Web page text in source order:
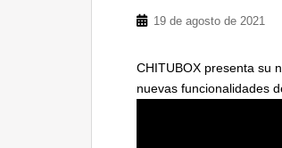
19 de agosto de 2021
CHITUBOX presenta su
nuevas funcionalidades